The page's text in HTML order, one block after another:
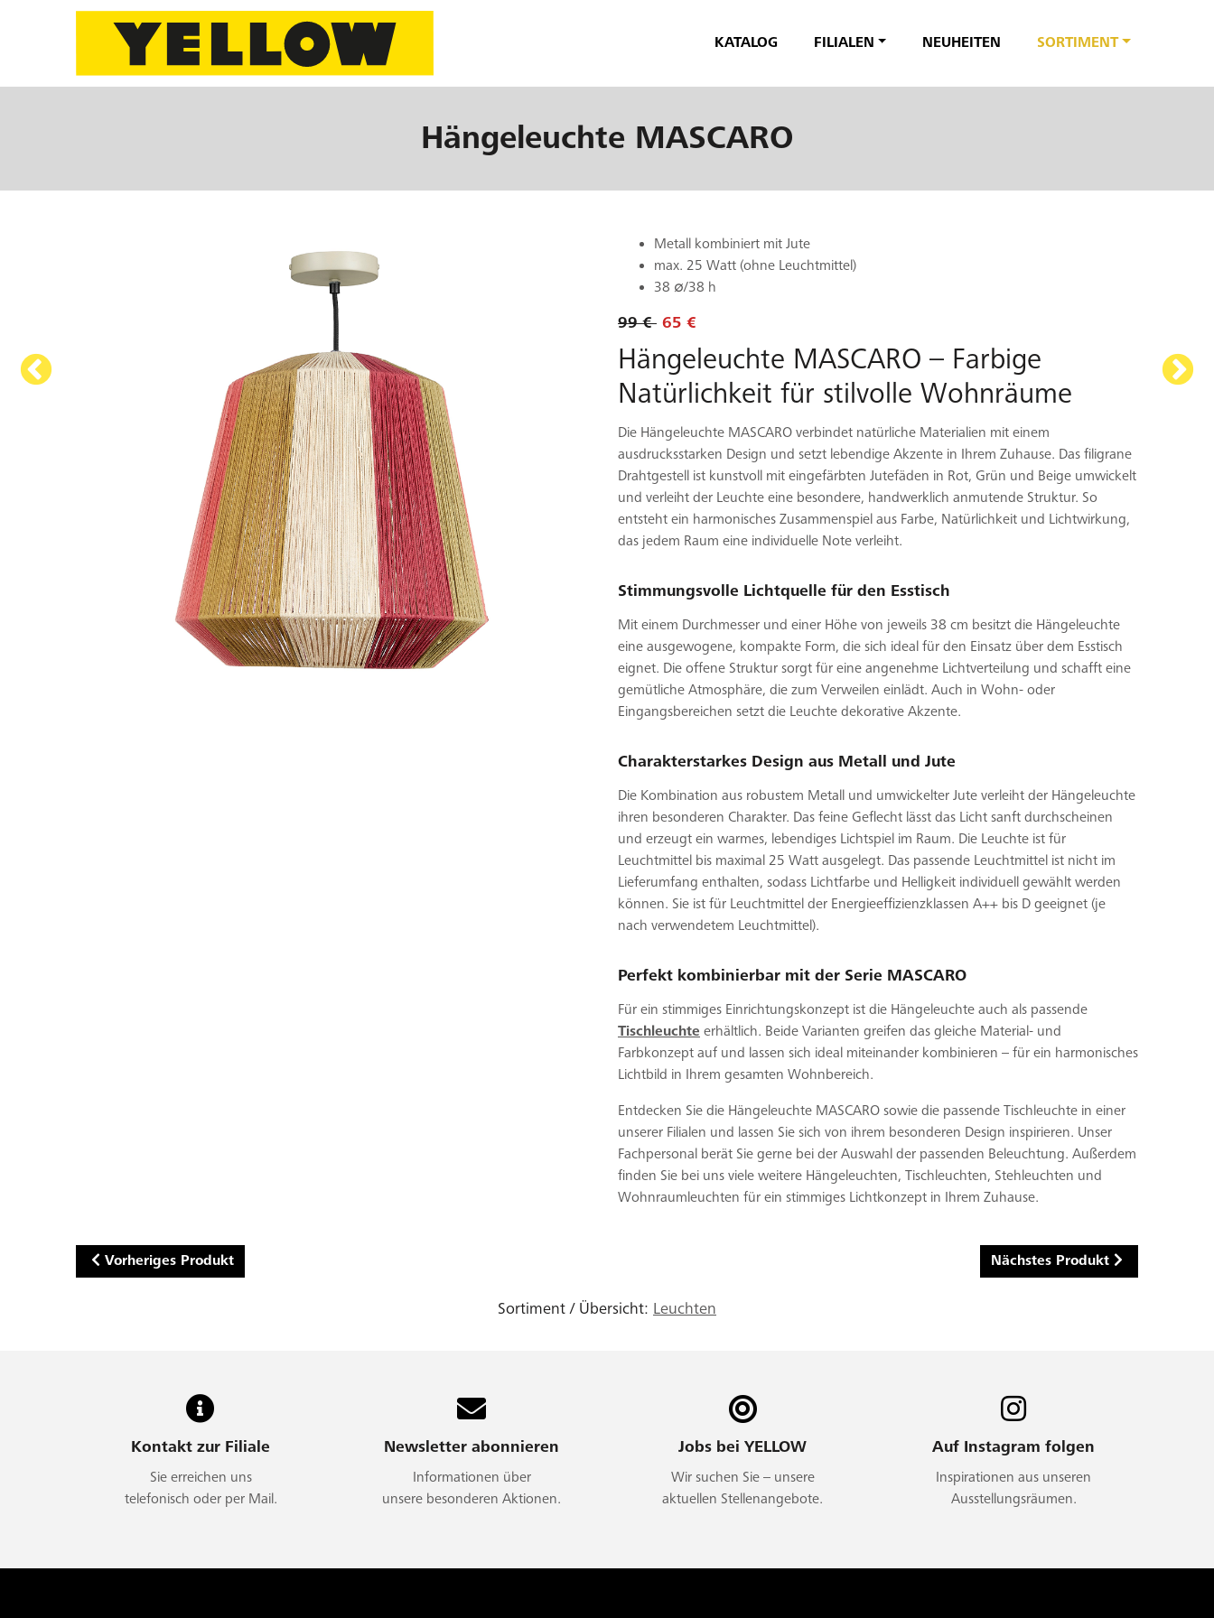
KATALOG FILIALEN NEUHEITEN SORTIMENT
Hängeleuchte MASCARO
Metall kombiniert mit Jute
max. 25 Watt (ohne Leuchtmittel)
38 ∅/38 h
99 € 65 €
Hängeleuchte MASCARO – Farbige
Natürlichkeit für stilvolle Wohnräume
Die Hängeleuchte MASCARO verbindet natürliche Materialien mit einem
ausdrucksstarken Design und setzt lebendige Akzente in Ihrem Zuhause. Das filigrane
Drahtgestell ist kunstvoll mit eingefärbten Jutefäden in Rot, Grün und Beige umwickelt
und verleiht der Leuchte eine besondere, handwerklich anmutende Struktur. So
entsteht ein harmonisches Zusammenspiel aus Farbe, Natürlichkeit und Lichtwirkung,
das jedem Raum eine individuelle Note verleiht.
Stimmungsvolle Lichtquelle für den Esstisch
Mit einem Durchmesser und einer Höhe von jeweils 38 cm besitzt die Hängeleuchte
eine ausgewogene, kompakte Form, die sich ideal für den Einsatz über dem Esstisch
eignet. Die offene Struktur sorgt für eine angenehme Lichtverteilung und schafft eine
gemütliche Atmosphäre, die zum Verweilen einlädt. Auch in Wohn- oder
Eingangsbereichen setzt die Leuchte dekorative Akzente.
Charakterstarkes Design aus Metall und Jute
Die Kombination aus robustem Metall und umwickelter Jute verleiht der Hängeleuchte
ihren besonderen Charakter. Das feine Geflecht lässt das Licht sanft durchscheinen
und erzeugt ein warmes, lebendiges Lichtspiel im Raum. Die Leuchte ist für
Leuchtmittel bis maximal 25 Watt ausgelegt. Das passende Leuchtmittel ist nicht im
Lieferumfang enthalten, sodass Lichtfarbe und Helligkeit individuell gewählt werden
können. Sie ist für Leuchtmittel der Energieeffizienzklassen A++ bis D geeignet (je
nach verwendetem Leuchtmittel).
Perfekt kombinierbar mit der Serie MASCARO
Für ein stimmiges Einrichtungskonzept ist die Hängeleuchte auch als passende
Tischleuchte erhältlich. Beide Varianten greifen das gleiche Material- und
Farbkonzept auf und lassen sich ideal miteinander kombinieren – für ein harmonisches
Lichtbild in Ihrem gesamten Wohnbereich.
Entdecken Sie die Hängeleuchte MASCARO sowie die passende Tischleuchte in einer
unserer Filialen und lassen Sie sich von ihrem besonderen Design inspirieren. Unser
Fachpersonal berät Sie gerne bei der Auswahl der passenden Beleuchtung. Außerdem
finden Sie bei uns viele weitere Hängeleuchten, Tischleuchten, Stehleuchten und
Wohnraumleuchten für ein stimmiges Lichtkonzept in Ihrem Zuhause.
Vorheriges Produkt Nächstes Produkt
Sortiment / Übersicht: Leuchten
Kontakt zur Filiale
Sie erreichen uns
telefonisch oder per Mail.
Newsletter abonnieren
Informationen über
unsere besonderen Aktionen.
Jobs bei YELLOW
Wir suchen Sie – unsere
aktuellen Stellenangebote.
Auf Instagram folgen
Inspirationen aus unseren
Ausstellungsräumen.